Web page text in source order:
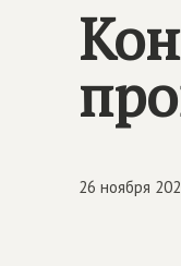
26 ноября